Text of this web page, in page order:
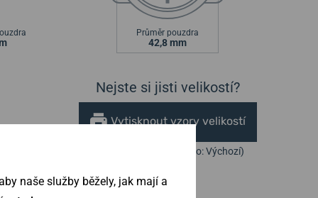
Průměr pouzdra
42,8 mm
Nejste si jisti velikostí?
Vytisknout vzory velikostí
(U tisku nastavte Měřítko: Výchozí)
naše služby běžely, jak mají a